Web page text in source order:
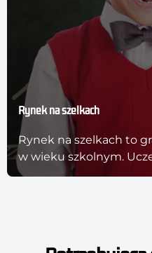
Rynek na szelkach
Rynek na szelkach to
w wieku szkolnym.